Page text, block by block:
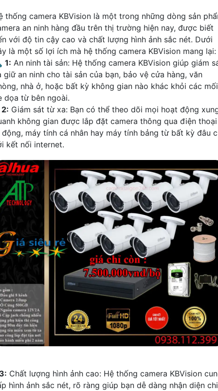
thống camera KBVision là một trong những dòng sản
an ninh hàng đầu trên thị trường hiện nay, được biết
với độ tin cậy cao và chất lượng hình ảnh sắc nét. Dưới
là một số lợi ích mà hệ thống camera KBVision mang lại:
1: An ninh tài sản: Hệ thống camera KBVision giúp giám
giữ an ninh cho tài sản của bạn, bảo vệ cửa hàng, văn
nhà ở, hoặc bất kỳ không gian nào khác khỏi các mối
dọa từ bên ngoài.
2: Giám sát từ xa: Bạn có thể theo dõi mọi hoạt động
không gian được lắp đặt camera thông qua điện thoại
máy tính cá nhân hay máy tính bảng từ bất kỳ đâu
kết nối internet.
Chất lượng hình ảnh cao: Hệ thống camera KBVision
hình ảnh sắc nét, rõ ràng giúp bạn dễ dàng nhận diện chi